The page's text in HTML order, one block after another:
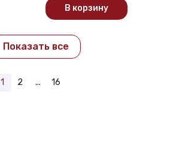
В корзину
Показать все
1 2 ... 16